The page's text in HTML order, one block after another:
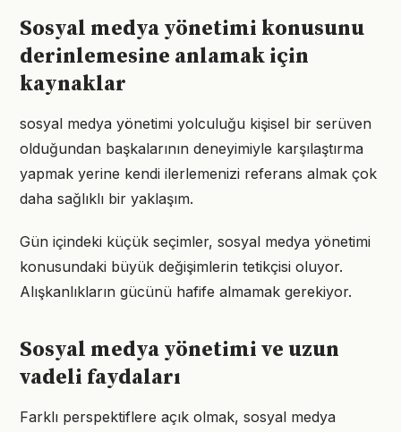
Sosyal medya yönetimi konusunu
derinlemesine anlamak için
kaynaklar
sosyal medya yönetimi yolculuğu kişisel bir serüven
olduğundan başkalarının deneyimiyle karşılaştırma
yapmak yerine kendi ilerlemenizi referans almak çok
daha sağlıklı bir yaklaşım.
Gün içindeki küçük seçimler, sosyal medya yönetimi
konusundaki büyük değişimlerin tetikçisi oluyor.
Alışkanlıkların gücünü hafife almamak gerekiyor.
Sosyal medya yönetimi ve uzun
vadeli faydaları
Farklı perspektiflere açık olmak, sosyal medya